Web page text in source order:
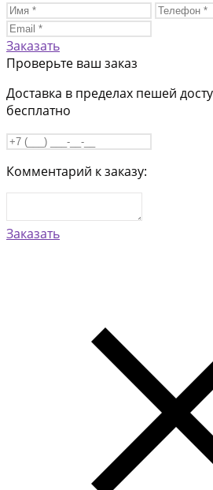
Заказать
Проверьте ваш заказ
Доставка в пределах пешей
бесплатно
Комментарий к заказу:
Заказать